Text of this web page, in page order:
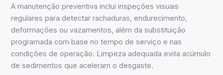
A manutenção preventiva inclui inspeções visuais
regulares para detectar rachaduras, endurecimento,
deformações ou vazamentos, além da substituição
programada com base no tempo de serviço e nas
condições de operação. Limpeza adequada evita acúmulo
de sedimentos que aceleram o desgaste.